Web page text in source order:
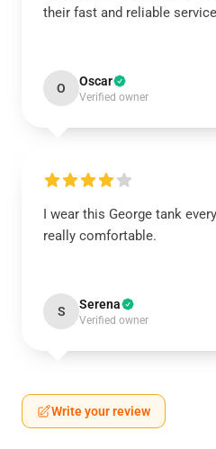
their fast and reliable
O Oscar
Verified owner
I wear this George tank
really comfortable.
S Serena
Verified owner
Write your review